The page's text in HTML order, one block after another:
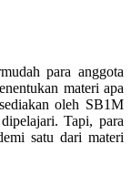
para anggota
materi apa
oleh SB1M
Tapi, para
satu dari materi